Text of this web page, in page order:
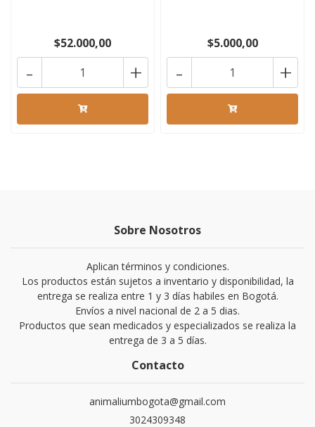
$52.000,00
- +
$5.000,00
- +
Sobre Nosotros
Aplican términos y condiciones.
Los productos están sujetos a inventario y disponibilidad, la
entrega se realiza entre 1 y 3 días habiles en Bogotá.
Envíos a nivel nacional de 2 a 5 dias.
Productos que sean medicados y especializados se realiza la
entrega de 3 a 5 días.
Contacto
animaliumbogota@gmail.com
3024309348